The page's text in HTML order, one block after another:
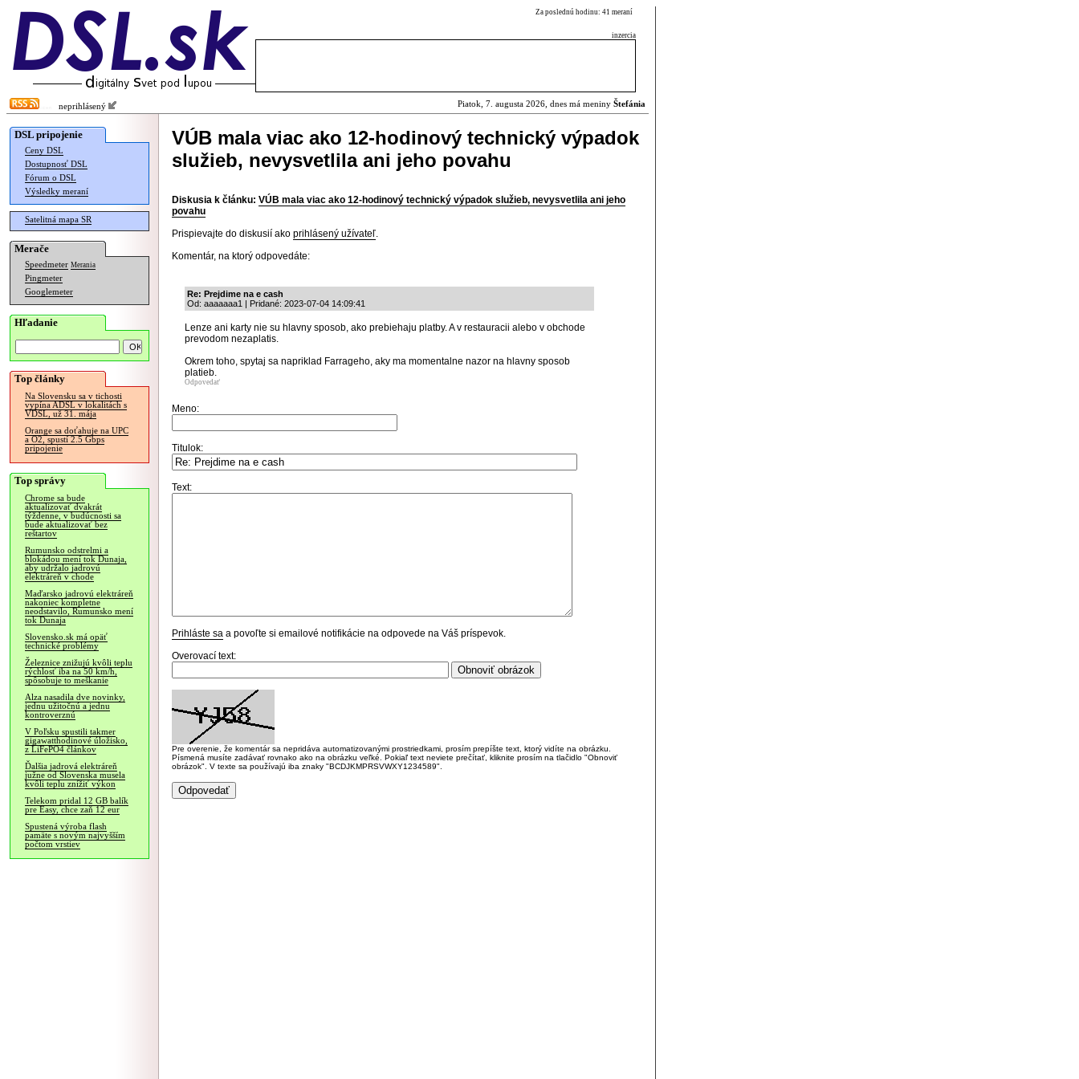
Za poslednú hodinu: 41 meraní
inzercia
neprihlásený Piatok, 7. augusta 2026, dnes má meniny Štefánia
DSL pripojenie
Ceny DSL
Dostupnosť DSL
Fórum o DSL
Výsledky meraní
Satelitná mapa SR
Merače
Speedmeter Merania
Pingmeter
Googlemeter
Hľadanie
Top články
Na Slovensku sa v tichosti
vypína ADSL v lokalitách s
VDSL, už 31. mája
Orange sa doťahuje na UPC
a O2, spustí 2.5 Gbps
pripojenie
Top správy
Chrome sa bude
aktualizovať dvakrát
týždenne, v budúcnosti sa
bude aktualizovať bez
reštartov
Rumunsko odstrelmi a
blokádou mení tok Dunaja,
aby udržalo jadrovú
elektráreň v chode
Maďarsko jadrovú elektráreň
nakoniec kompletne
neodstavilo, Rumunsko mení
tok Dunaja
Slovensko.sk má opäť
technické problémy
Železnice znižujú kvôli teplu
rýchlosť iba na 50 km/h,
spôsobuje to meškanie
Alza nasadila dve novinky,
jednu užitočnú a jednu
kontroverznú
V Poľsku spustili takmer
gigawatthodinové úložisko,
z LiFePO4 článkov
Ďalšia jadrová elektráreň
južne od Slovenska musela
kvôli teplu znížiť výkon
Telekom pridal 12 GB balík
pre Easy, chce zaň 12 eur
Spustená výroba flash
pamäte s novým najvyšším
počtom vrstiev
VÚB mala viac ako 12-hodinový technický výpadok
služieb, nevysvetlila ani jeho povahu
Diskusia k článku: VÚB mala viac ako 12-hodinový technický výpadok služieb, nevysvetlila ani jeho
povahu
Prispievajte do diskusií ako prihlásený užívateľ.
Komentár, na ktorý odpovedáte:
Re: Prejdime na e cash
Od: aaaaaaa1 | Pridané: 2023-07-04 14:09:41
Lenze ani karty nie su hlavny sposob, ako prebiehaju platby. A v restauracii alebo v obchode
prevodom nezaplatis.
Okrem toho, spytaj sa napriklad Farrageho, aky ma momentalne nazor na hlavny sposob
platieb.
Odpovedať
Meno:
Titulok:
Text:
Prihláste sa a povoľte si emailové notifikácie na odpovede na Váš príspevok.
Overovací text:
Pre overenie, že komentár sa nepridáva automatizovanými prostriedkami, prosím prepíšte text, ktorý vidíte na obrázku.
Písmená musíte zadávať rovnako ako na obrázku veľké. Pokiaľ text neviete prečítať, kliknite prosím na tlačidlo "Obnoviť
obrázok". V texte sa používajú iba znaky "BCDJKMPRSVWXY1234589".